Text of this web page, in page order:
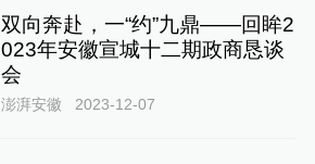
双向奔赴，一“约”九鼎——回眸2
023年安徽宣城十二期政商恳谈
会
澎湃安徽 2023-12-07